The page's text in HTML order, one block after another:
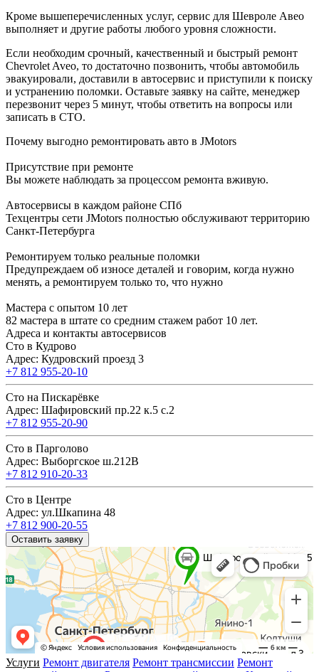
Кроме вышеперечисленных услуг, сервис для Шевроле Авео
выполняет и другие работы любого уровня сложности.
Если необходим срочный, качественный и быстрый ремонт
Chevrolet Aveo, то достаточно позвонить, чтобы автомобиль
эвакуировали, доставили в автосервис и приступили к поиску
и устранению поломки. Оставьте заявку на сайте, менеджер
перезвонит через 5 минут, чтобы ответить на вопросы или
записать в СТО.
Почему выгодно ремонтировать авто в JMotors
Присутствие при ремонте
Вы можете наблюдать за процессом ремонта вживую.
Автосервисы в каждом районе СПб
Техцентры сети JMotors полностью обслуживают территорию
Санкт-Петербурга
Ремонтируем только реальные поломки
Предупреждаем об износе деталей и говорим, когда нужно
менять, а ремонтируем только то, что нужно
Мастера с опытом 10 лет
82 мастера в штате со средним стажем работ 10 лет.
Адреса и контакты автосервисов
Сто в Кудрово
Адрес: Кудровский проезд 3
+7 812 955-20-10
Сто на Пискарёвке
Адрес: Шафировский пр.22 к.5 с.2
+7 812 955-20-90
Сто в Парголово
Адрес: Выборгское ш.212В
+7 812 910-20-33
Сто в Центре
Адрес: ул.Шкапина 48
+7 812 900-20-55
Оставить заявку
Услуги Ремонт двигателя Ремонт трансмиссии Ремонт